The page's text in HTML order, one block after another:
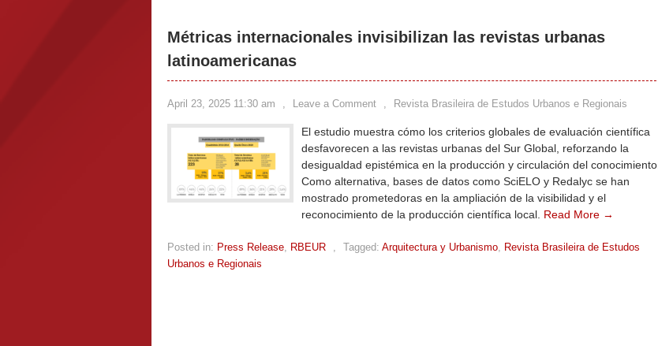
Métricas internacionales invisibilizan las revistas urbanas
latinoamericanas
April 23, 2025 11:30 am , Leave a Comment , Revista Brasileira de Estudos Urbanos e Regionais
El estudio muestra cómo los criterios globales de evaluación científica
desfavorecen a las revistas urbanas del Sur Global, reforzando la
desigualdad epistémica en la producción y circulación del conocimiento.
Como alternativa, bases de datos como SciELO y Redalyc se han
mostrado prometedoras en la ampliación de la visibilidad y el
reconocimiento de la producción científica local. Read More →
Posted in: Press Release, RBEUR , Tagged: Arquitectura y Urbanismo, Revista Brasileira de Estudos
Urbanos e Regionais